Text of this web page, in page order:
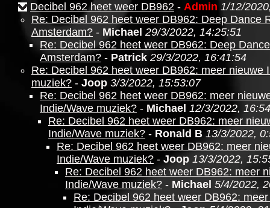
Decibel 962 heet weer DB962 - Admin 1/12/
Re: Decibel 962 heet weer DB962: Deep Dance
Amsterdam? - Michael 29/3/2022, 14:25:51
Re: Decibel 962 heet weer DB962: Deep
Amsterdam? - Patrick 29/3/2022, 16:41:54
Re: Decibel 962 heet weer DB962: meer nieuwe
muziek? - Joop 3/3/2022, 15:53:07
Re: Decibel 962 heet weer DB962: meer
Indie/Wave muziek? - Michael 12/3/2022,
Re: Decibel 962 heet weer DB962: meer
Indie/Wave muziek? - Ronald B 13/3/2022,
Re: Decibel 962 heet weer DB962: meer
Indie/Wave muziek? - Joop 13/3/2022,
Re: Decibel 962 heet weer DB962: meer
Indie/Wave muziek? - Michael 5/4/2022,
Re: Decibel 962 heet weer DB962: